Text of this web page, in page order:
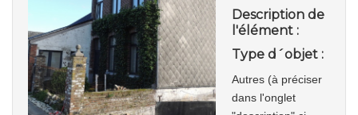
Description de
l'élément :
Type d´objet :
Autres (à préciser
dans l'onglet